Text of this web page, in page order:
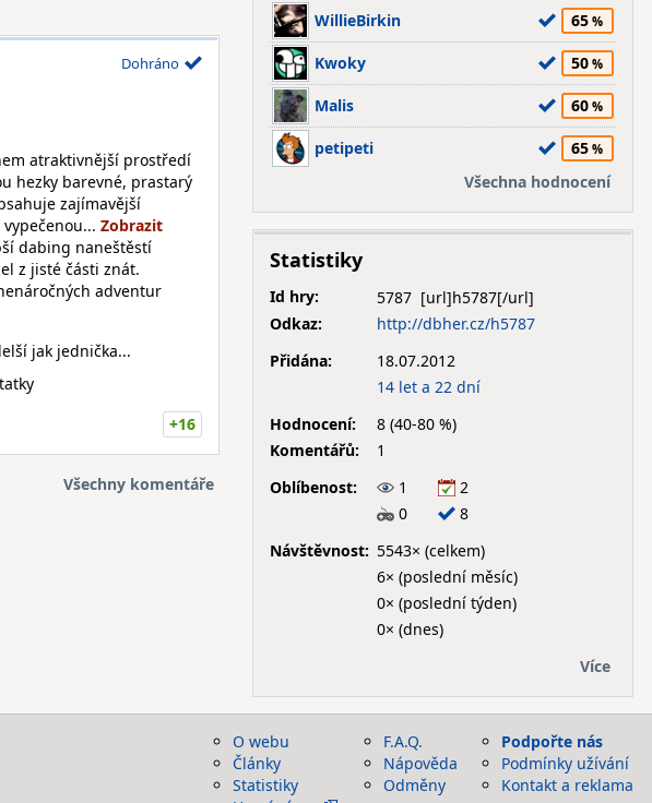
Dohráno
atraktivnější prostředí
hezky barevné, prastarý
zajímavější
dabing naneštěstí
z jisté části znát.
adventur
jak jednička...
+16
Všechny komentáře
WillieBirkin 65
Kwoky 50
Malis 60
petipeti
65
Všechna hodnocení
Statistiky
Id hry:
5787
Odkaz:
http://dbher.cz/h5787
Přidána:
18.07.2012
14 let a 22 dní
Hodnocení:
8 (40-80 %)
Komentářů:
1
Oblíbenost:
1
2
0
8
Návštěvnost: 5543× (celkem)
6× (poslední měsíc)
0× (poslední týden)
0× (dnes)
Více
O webu
Články
Statistiky
F.A.Q.
Nápověda
Odměny
Podpořte nás
Podmínky užívání
Kontakt a reklama